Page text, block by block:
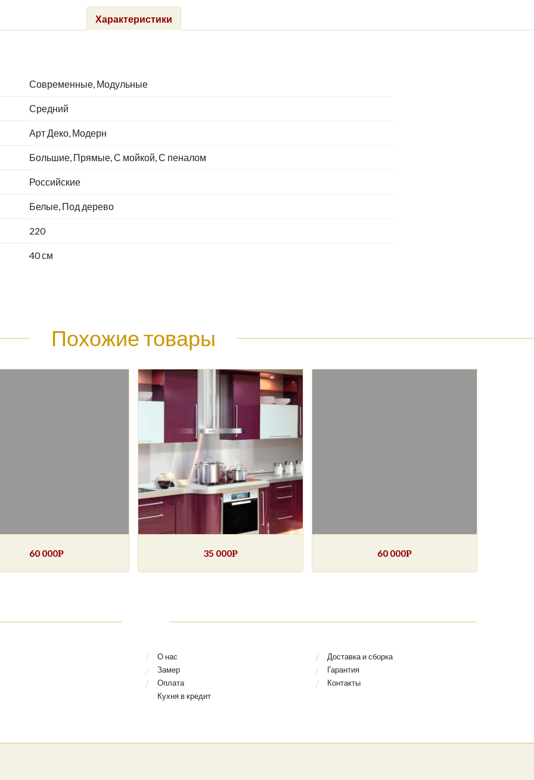
Характеристики
Современные, Модульные
Средний
Арт Деко, Модерн
Большие, Прямые, С мойкой, С пеналом
Российские
Белые, Под дерево
220
40 см
Похожие товары
60 000Р 35 000Р 60 000Р
О нас
Замер
Оплата
Кухня в кредит
Доставка и сборка
Гарантия
Контакты